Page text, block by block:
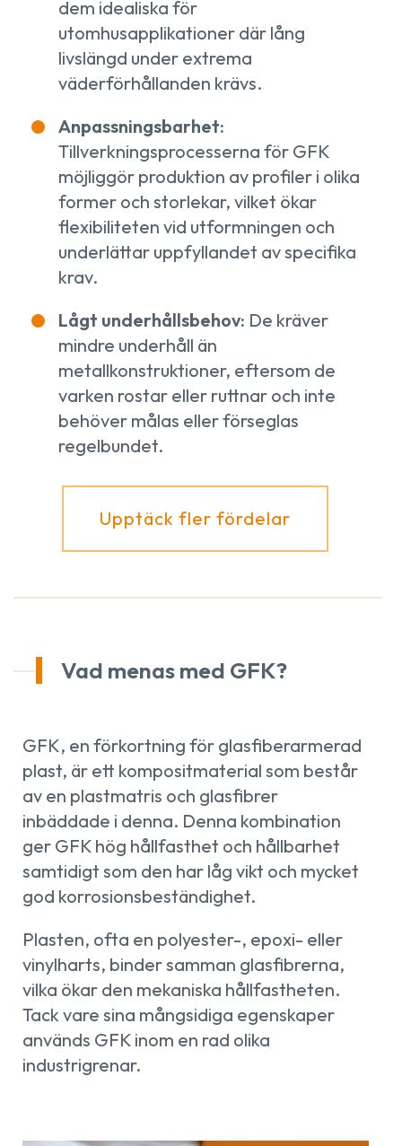
dem idealiska för
utomhusapplikationer där lång
livslängd under extrema
väderförhållanden krävs.
Anpassningsbarhet:
Tillverkningsprocesserna för GFK
möjliggör produktion av profiler i olika
former och storlekar, vilket ökar
flexibiliteten vid utformningen och
underlättar uppfyllandet av specifika
krav.
Lågt underhållsbehov: De kräver
mindre underhåll än
metallkonstruktioner, eftersom de
varken rostar eller ruttnar och inte
behöver målas eller förseglas
regelbundet.
Upptäck fler fördelar
Vad menas med GFK?
GFK, en förkortning för glasfiberarmerad
plast, är ett kompositmaterial som består
av en plastmatris och glasfibrer
inbäddade i denna. Denna kombination
ger GFK hög hållfasthet och hållbarhet
samtidigt som den har låg vikt och mycket
god korrosionsbeständighet.
Plasten, ofta en polyester-, epoxi- eller
vinylharts, binder samman glasfibrerna,
vilka ökar den mekaniska hållfastheten.
Tack vare sina mångsidiga egenskaper
används GFK inom en rad olika
industrigrenar.